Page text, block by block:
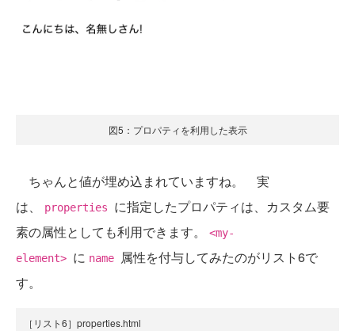
図5：プロパティを利用した表示
ちゃんと値が埋め込まれていますね。 実
は、
properties に指定したプロパティは、カスタム要
素の属性としても利用できます。
<my-
element> に name
属性を付与してみたのがリスト6で
す。
［リスト6］properties.html